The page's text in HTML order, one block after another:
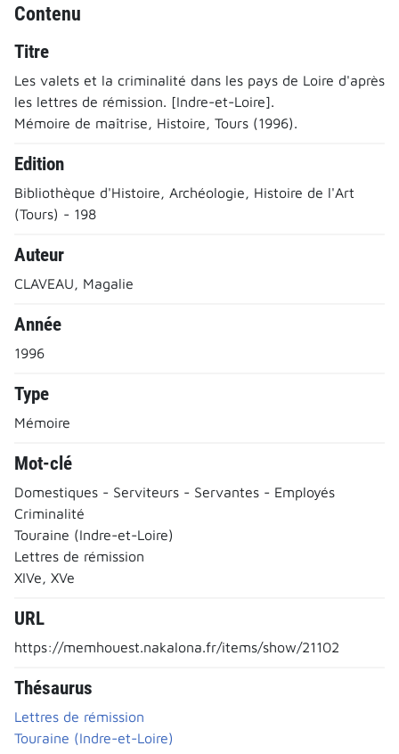
Contenu
Titre
Les valets et la criminalité dans les pays de Loire d'après
les lettres de rémission. [Indre-et-Loire].
Mémoire de maîtrise, Histoire, Tours (1996).
Edition
Bibliothèque d'Histoire, Archéologie, Histoire de l'Art
(Tours) - 198
Auteur
CLAVEAU, Magalie
Année
1996
Type
Mémoire
Mot-clé
Domestiques - Serviteurs - Servantes - Employés
Criminalité
Touraine (Indre-et-Loire)
Lettres de rémission
XIVe, XVe
URL
https://memhouest.nakalona.fr/items/show/21102
Thésaurus
Lettres de rémission
Touraine (Indre-et-Loire)